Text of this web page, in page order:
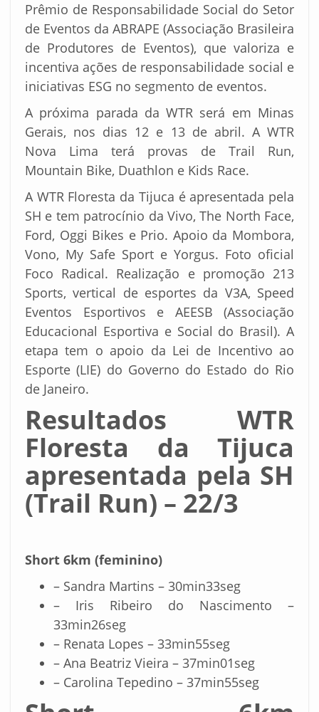
Prêmio de Responsabilidade Social do Setor
de Eventos da ABRAPE (Associação Brasileira
de Produtores de Eventos), que valoriza e
incentiva ações de responsabilidade social e
iniciativas ESG no segmento de eventos.
A próxima parada da WTR será em Minas
Gerais, nos dias 12 e 13 de abril. A WTR
Nova Lima terá provas de Trail Run,
Mountain Bike, Duathlon e Kids Race.
A WTR Floresta da Tijuca é apresentada pela
SH e tem patrocínio da Vivo, The North Face,
Ford, Oggi Bikes e Prio. Apoio da Mombora,
Vono, My Safe Sport e Yorgus. Foto oficial
Foco Radical. Realização e promoção 213
Sports, vertical de esportes da V3A, Speed
Eventos Esportivos e AEESB (Associação
Educacional Esportiva e Social do Brasil). A
etapa tem o apoio da Lei de Incentivo ao
Esporte (LIE) do Governo do Estado do Rio
de Janeiro.
Resultados WTR
Floresta da Tijuca
apresentada pela SH
(Trail Run) – 22/3
Short 6km (feminino)
– Sandra Martins – 30min33seg
– Iris Ribeiro do Nascimento –
33min26seg
– Renata Lopes – 33min55seg
– Ana Beatriz Vieira – 37min01seg
– Carolina Tepedino – 37min55seg